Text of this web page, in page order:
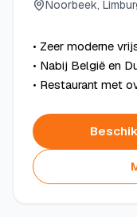
Noorbeek,
• Zeer moderne
• Nabij België en
• Restaurant met